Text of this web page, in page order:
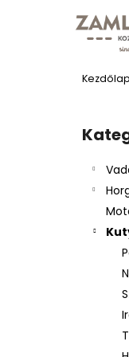
Kezdőlap
Vissza
Vissza
Ft9